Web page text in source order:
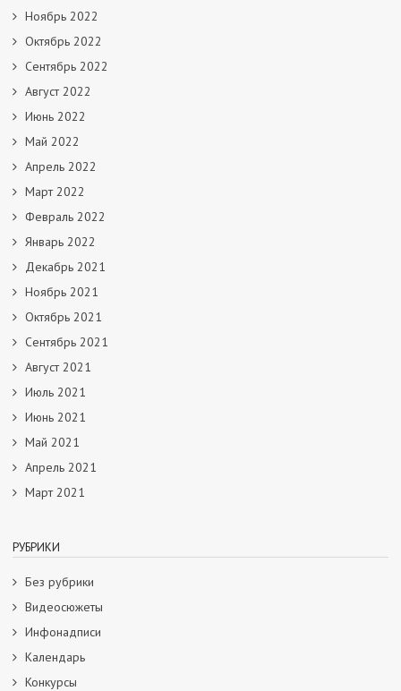
Ноябрь 2022
Октябрь 2022
Сентябрь 2022
Август 2022
Июнь 2022
Май 2022
Апрель 2022
Март 2022
Февраль 2022
Январь 2022
Декабрь 2021
Ноябрь 2021
Октябрь 2021
Сентябрь 2021
Август 2021
Июль 2021
Июнь 2021
Май 2021
Апрель 2021
Март 2021
РУБРИКИ
Без рубрики
Видеосюжеты
Инфонадписи
Календарь
Конкурсы